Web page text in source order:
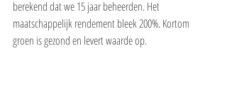
berekend dat we 15 jaar beheerden. Het
maatschappelijk rendement bleek 200%. Kortom
groen is gezond en levert waarde op.